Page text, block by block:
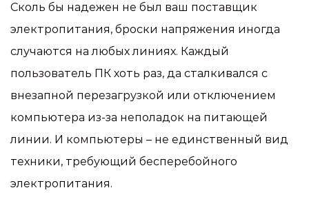
Сколь бы надежен не был ваш поставщик
электропитания, броски напряжения иногда
случаются на любых линиях. Каждый
пользователь ПК хоть раз, да сталкивался с
внезапной перезагрузкой или отключением
компьютера из-за неполадок на питающей
линии. И компьютеры – не единственный вид
техники, требующий бесперебойного
электропитания.